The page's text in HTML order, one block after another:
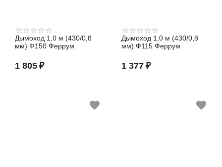
Дымоход 1,0 м (430/0,8
мм) Ф150 Феррум
1 805 ₽
Дымоход 1,0 м (430/0,8
мм) Ф115 Феррум
1 377 ₽